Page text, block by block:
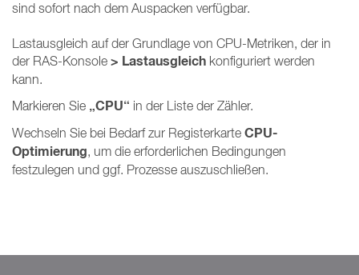
sind sofort nach dem Auspacken verfügbar.
Lastausgleich auf der Grundlage von CPU-Metriken, der in
der RAS-Konsole > Lastausgleich konfiguriert werden
kann.
Markieren Sie „CPU“ in der Liste der Zähler.
Wechseln Sie bei Bedarf zur Registerkarte CPU-
Optimierung, um die erforderlichen Bedingungen
festzulegen und ggf. Prozesse auszuschließen.